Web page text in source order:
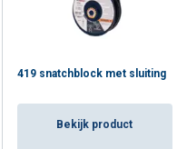
419 snatchblock met sluiting
Bekijk product